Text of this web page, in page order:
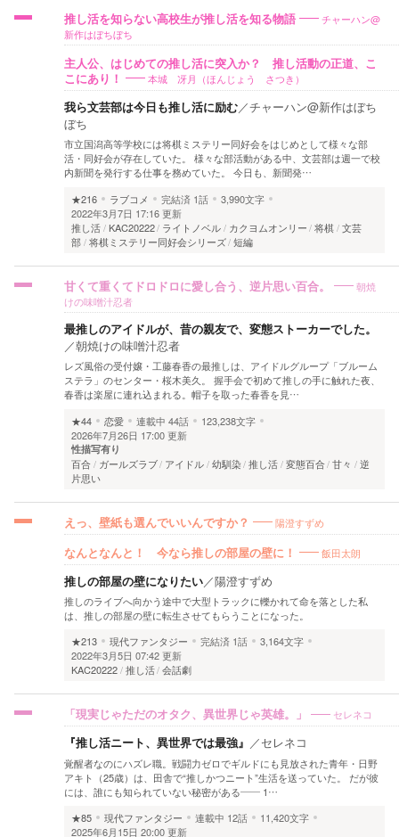
推し活を知らない高校生が推し活を知る物語
チャーハン@
新作はぼちぼち
主人公、はじめての推し活に突入か？ 推し活動の正道、こ
こにあり！
本城 冴月（ほんじょう さつき）
我ら文芸部は今日も推し活に励む／チャーハン@新作はぼち
ぼち
市立国潟高等学校には将棋ミステリー同好会をはじめとして様々な部
活・同好会が存在していた。 様々な部活動がある中、文芸部は週一で校
内新聞を発行する仕事を務めていた。 今日も、新聞発…
★216
ラブコメ 完結済 1話
3,990文字
2022年3月7日 17:16 更新
推し活
KAC20222 ライトノベル カクヨムオンリー 将棋 文芸
部 将棋ミステリー同好会シリーズ 短編
甘くて重くてドロドロに愛し合う、逆片思い百合。
朝焼
けの味噌汁忍者
最推しのアイドルが、昔の親友で、変態ストーカーでした。
／朝焼けの味噌汁忍者
レズ風俗の受付嬢・工藤春香の最推しは、アイドルグループ「ブルーム
ステラ」のセンター・桜木美久。 握手会で初めて推しの手に触れた夜、
春香は楽屋に連れ込まれる。帽子を取った春香を見…
★44
恋愛 連載中 44話
123,238文字
2026年7月26日 17:00 更新
性描写有り
百合 ガールズラブ アイドル 幼馴染 推し活 変態百合 甘々
逆
片思い
えっ、壁紙も選んでいいんですか？ 陽澄すずめ
なんとなんと！ 今なら推しの部屋の壁に！ 飯田太朗
推しの部屋の壁になりたい／陽澄すずめ
推しのライブへ向かう途中で大型トラックに轢かれて命を落とした私
は、推しの部屋の壁に転生させてもらうことになった。
★213
現代ファンタジー 完結済 1話
3,164文字
2022年3月5日 07:42 更新
KAC20222 推し活 会話劇
「現実じゃただのオタク、異世界じゃ英雄。」 セレネコ
『推し活ニート、異世界では最強』 ／セレネコ
覚醒者なのにハズレ職。戦闘力ゼロでギルドにも見放された青年・日野
アキト（25歳）は、田舎で“推しかつニート”生活を送っていた。 だが彼
には、誰にも知られていない秘密がある―― 1…
★85
現代ファンタジー 連載中 12話
11,420文字
2025年6月15日 20:00 更新